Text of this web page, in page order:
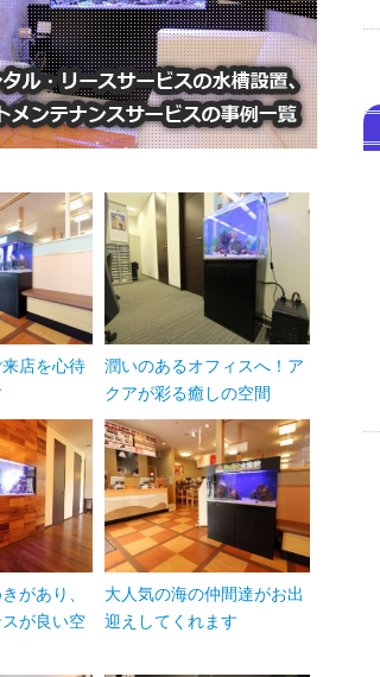
店を心待
潤いのあるオフィスへ！ア
クアが彩る癒しの空間
があり、
スが良い空
大人気の海の仲間達がお出
迎えしてくれます